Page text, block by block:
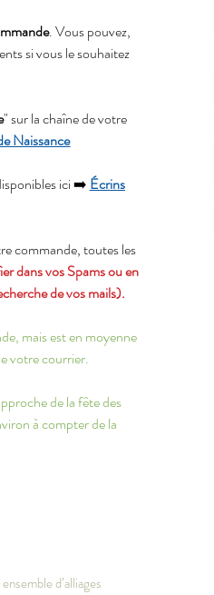
. Vous pouvez,
si vous le souhaitez
" sur la chaîne de votre
Naissance
ici ➡️ Écrins
commande, toutes les
dans vos Spams ou en
de vos mails).
mais est en moyenne
votre courrier.
de la fête des
à compter de la
d’alliages